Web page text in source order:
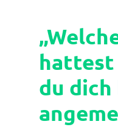
hattest
du